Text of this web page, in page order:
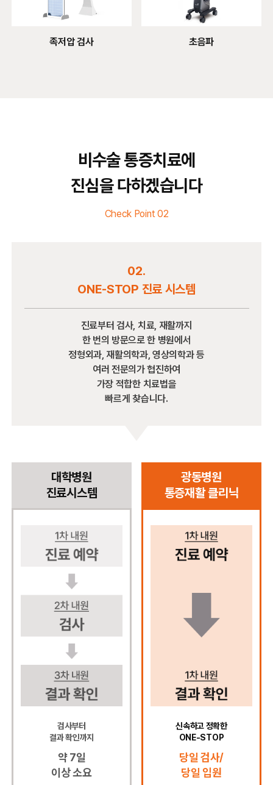
족저압 검사 초음파
비수술 통증치료에
진심을 다하겠습니다
Check Point 02
02.
ONE-STOP 진료 시스템
진료부터 검사, 치료, 재활까지
한 번의 방문으로 한 병원에서
정형외과, 재활의학과, 영상의학과 등
여러 전문의가 협진하여
가장 적합한 치료법을
빠르게 찾습니다.
대학병원
진료시스템
검사부터
결과 확인까지
약 7일
이상 소요
광동병원
통증재활 클리닉
신속하고 정확한
ONE-STOP
당일 검사/
당일 입원